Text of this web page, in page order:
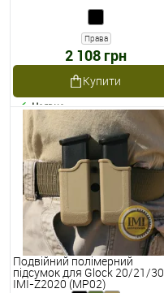
Права
2 108 грн
Купити
Наявне
Подвійний полімерний
підсумок для Glock 20/21/30
IMI-Z2020 (MP02)